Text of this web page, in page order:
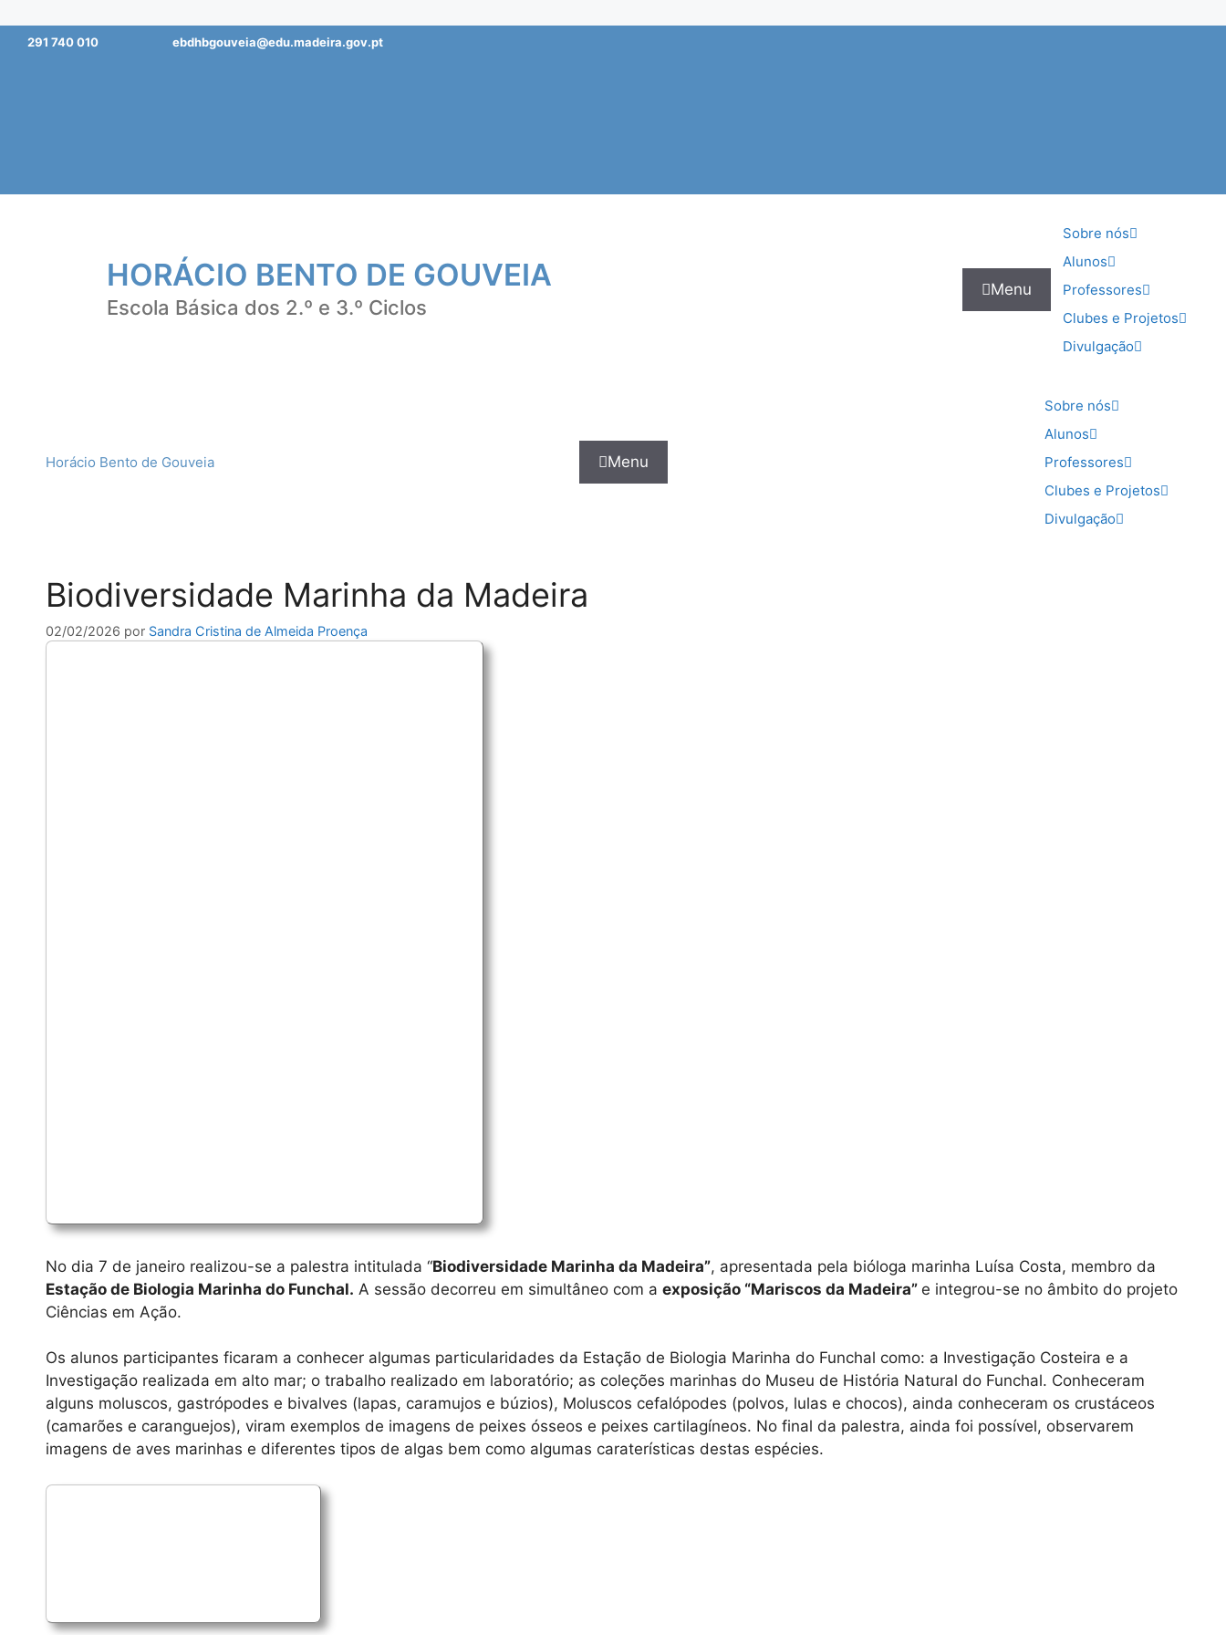
Saltar291 740 010 ebdhbgouveia@edu.madeira.gov.pt
HORÁCIO BENTO DE GOUVEIA
Escola Básica dos 2.º e 3.º Ciclos
Menu
Sobre nós
Alunos
Professores
Clubes e Projetos
Divulgação
Horácio Bento de Gouveia Menu
Sobre nós
Alunos
Professores
Clubes e Projetos
Divulgação
Biodiversidade Marinha da Madeira
02/02/2026 por Sandra Cristina de Almeida Proença
No dia 7 de janeiro realizou-se a palestra intitulada “Biodiversidade Marinha da Madeira”, apresentada pela bióloga marinha Luísa Costa, membro da
Estação de Biologia Marinha do Funchal. A sessão decorreu em simultâneo com a exposição “Mariscos da Madeira” e integrou-se no âmbito do projeto
Ciências em Ação.
Os alunos participantes ficaram a conhecer algumas particularidades da Estação de Biologia Marinha do Funchal como: a Investigação Costeira e a
Investigação realizada em alto mar; o trabalho realizado em laboratório; as coleções marinhas do Museu de História Natural do Funchal. Conheceram
alguns moluscos, gastrópodes e bivalves (lapas, caramujos e búzios), Moluscos cefalópodes (polvos, lulas e chocos), ainda conheceram os crustáceos
(camarões e caranguejos), viram exemplos de imagens de peixes ósseos e peixes cartilagíneos. No final da palestra, ainda foi possível, observarem
imagens de aves marinhas e diferentes tipos de algas bem como algumas caraterísticas destas espécies.